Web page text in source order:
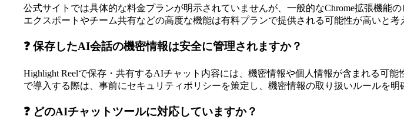
公式サイトでは具体的な料金プランが明示されていませんが、一般的なChrome拡張機
エクスポートやチーム共有などの高度な機能は有料プランで提供される可能性が高いと考
❓ 保存したAI会話の機密情報は安全に管理されますか？
Highlight Reelで保存・共有するAIチャット内容には、機密情報や個人情報が含まれる可
で導入する際は、事前にセキュリティポリシーを策定し、機密情報の取り扱いルールを明
❓ どのAIチャットツールに対応していますか？